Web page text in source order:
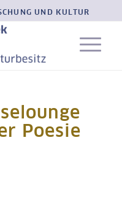
UND KULTUR
Poesie